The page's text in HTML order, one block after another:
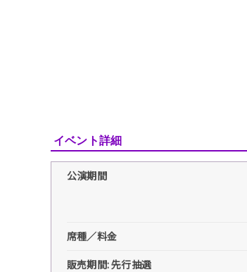
イベント詳細
公演期間
席種／料金
販売期間: 先行抽選